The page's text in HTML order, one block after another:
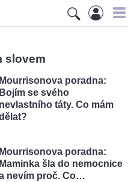
slovem
Mourrisonova poradna:
Bojím se svého
nevlastního táty. Co mám
Mourrisonova poradna:
Maminka šla do nemocnice
nevím proč. Co…